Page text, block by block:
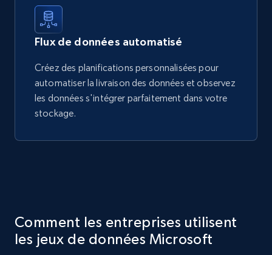
Flux de données automatisé
Créez des planifications personnalisées pour
automatiser la livraison des données et observez
les données s'intégrer parfaitement dans votre
stockage.
Comment les entreprises utilisent
les jeux de données Microsoft